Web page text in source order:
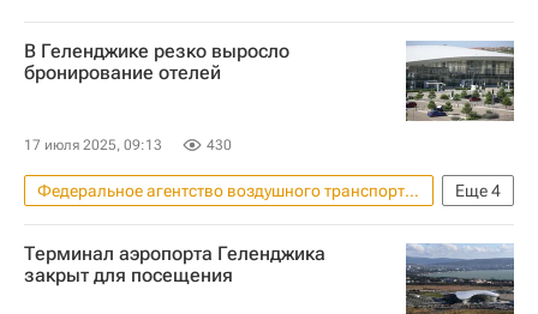
В Геленджике резко выросло
бронирование отелей
17 июля 2025, 09:13 430
Еще4
Федеральное агентство воздушного транспорта (Росавиация)
Геленджик
Аэрофлот
Отели
Гостиницы
Терминал аэропорта Геленджика
закрыт для посещения